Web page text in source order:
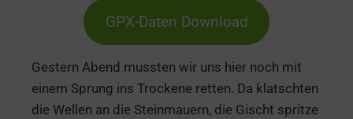
GPX-Daten Download
Gestern Abend mussten wir uns hier noch mit
einem Sprung ins Trockene retten. Da klatschten
die Wellen an die Steinmauern, die Gischt spritze